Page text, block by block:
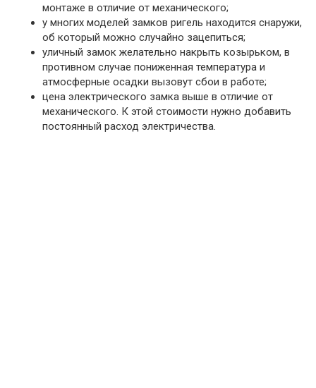
монтаже в отличие от механического;
у многих моделей замков ригель находится снаружи,
об который можно случайно зацепиться;
уличный замок желательно накрыть козырьком, в
противном случае пониженная температура и
атмосферные осадки вызовут сбои в работе;
цена электрического замка выше в отличие от
механического. К этой стоимости нужно добавить
постоянный расход электричества.